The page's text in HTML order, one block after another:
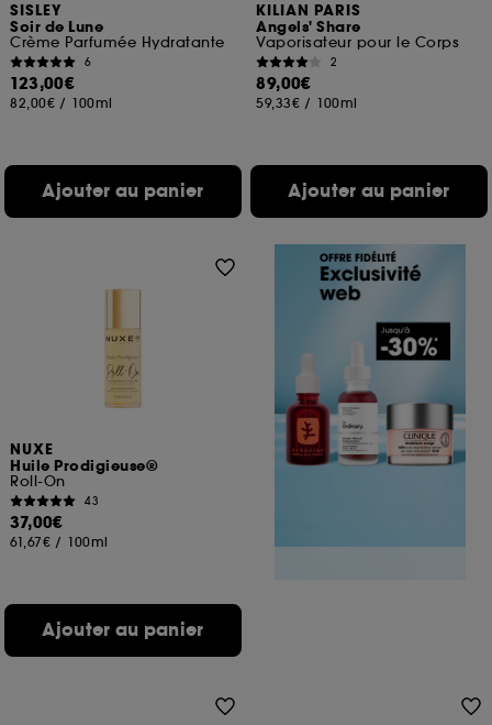
SISLEY
Soir de Lune
Crème Parfumée Hydratante
6
123,00€
82,00€ / 100ml
Ajouter au panier
KILIAN PARIS
Angels' Share
Vaporisateur pour le Corps
2
89,00€
59,33€ / 100ml
Ajouter au panier
NUXE
Huile Prodigieuse®
Roll-On
43
37,00€
61,67€ / 100ml
Ajouter au panier